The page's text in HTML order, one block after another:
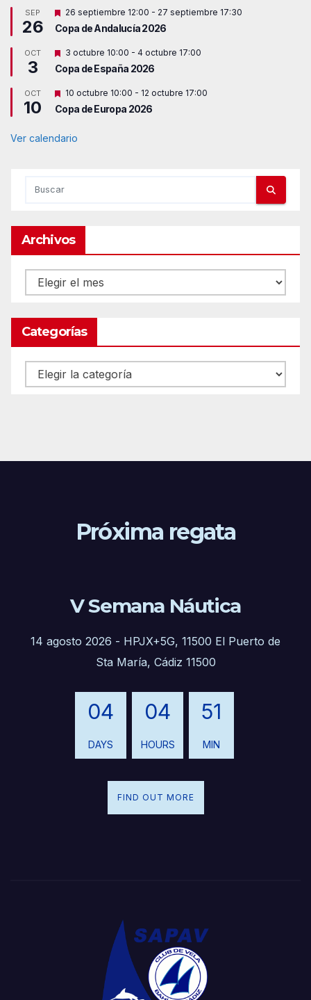
a
c
d
SEP
26
D
s
a
c
d
26 septiembre 12:00 - 27 septiembre 17:30
Copa de Andalucía 2026
OCT
3
D
s
a
c
o
3 octubre 10:00 - 4 octubre 17:00
Copa de España 2026
OCT
10
D
s
a
10 octubre 10:00 - 12 octubre 17:00
Copa de Europa 2026
Ver calendario
Archivos
Archivos
Categorías
Categorías
Próxima regata
V Semana Náutica
14 agosto 2026 - HPJX+5G, 11500 El Puerto de
Sta María, Cádiz 11500
04
DAYS
04
HOURS
51
MIN
FIND OUT MORE